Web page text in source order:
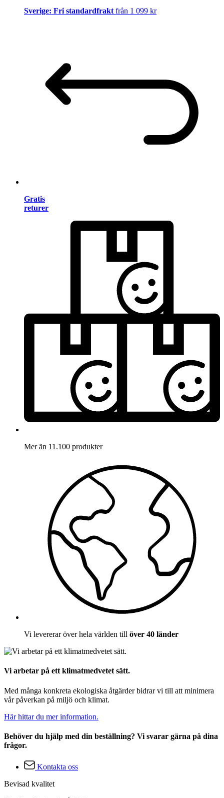
Sverige: Fri standardfrakt från 1 099 kr
Gratis
returer
Mer än 11.100 produkter
Vi levererar över hela världen till över 40 länder
Vi arbetar på ett klimatmedvetet sätt.
Med många konkreta ekologiska åtgärder bidrar vi till att minimera
vår påverkan på miljö och klimat.
Här hittar du mer information.
Behöver du hjälp med din beställning? Vi svarar gärna på dina
frågor.
Kontakta oss
Bevisad kvalitet